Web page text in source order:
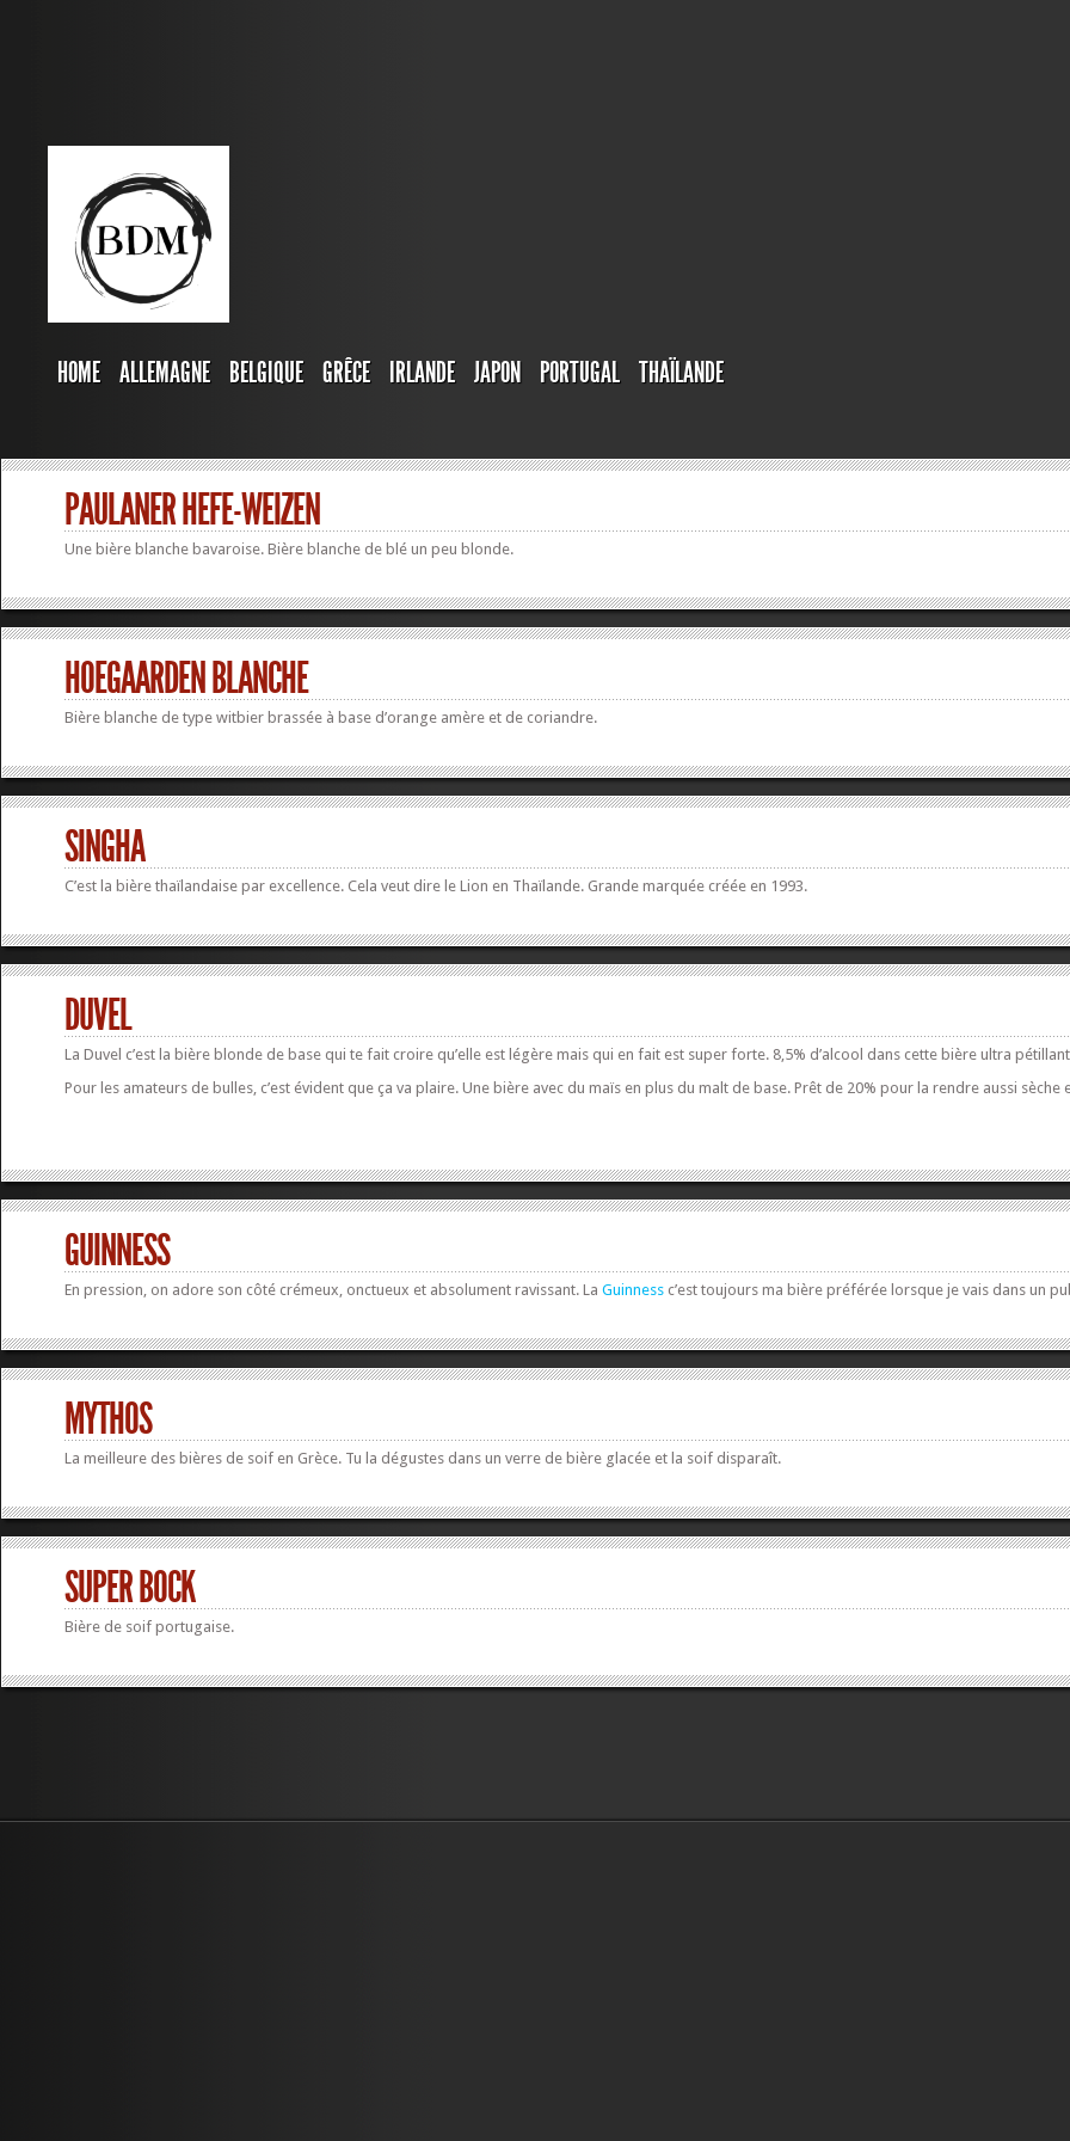
HOME ALLEMAGNE BELGIQUE GRÊCE IRLANDE JAPON PORTUGAL THAÏLANDE
PAULANER HEFE-WEIZEN
Une bière blanche bavaroise. Bière blanche de blé un peu blonde.
HOEGAARDEN BLANCHE
Bière blanche de type witbier brassée à base d’orange amère et de coriandre.
SINGHA
C’est la bière thaïlandaise par excellence. Cela veut dire le Lion en Thaïlande. Grande marquée créée en 1993.
DUVEL
La Duvel c’est la bière blonde de base qui te fait croire qu’elle est légère mais qui en fait est super forte. 8,5% d’alcool dans cette bière ultra
Pour les amateurs de bulles, c’est évident que ça va plaire. Une bière avec du maïs en plus du malt de base. Prêt de 20% pour la rendre aussi
GUINNESS
En pression, on adore son côté crémeux, onctueux et absolument ravissant. LaGuinness c’est toujours ma bière préférée lorsque je vais dans un
MYTHOS
La meilleure des bières de soif en Grèce. Tu la dégustes dans un verre de bière glacée et la soif disparaît.
SUPER BOCK
Bière de soif portugaise.